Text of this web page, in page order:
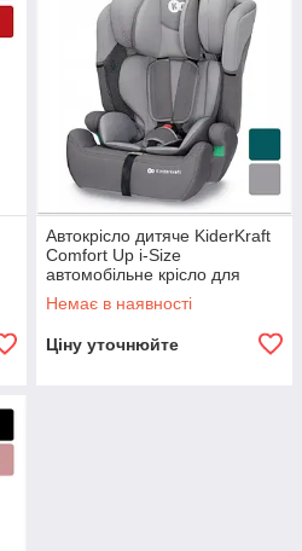
Автокрісло дитяче KiderKraft
Comfort Up i-Size
автомобільне крісло для
дітей R_2370 Сірий
Немає в наявності
Ціну уточнюйте